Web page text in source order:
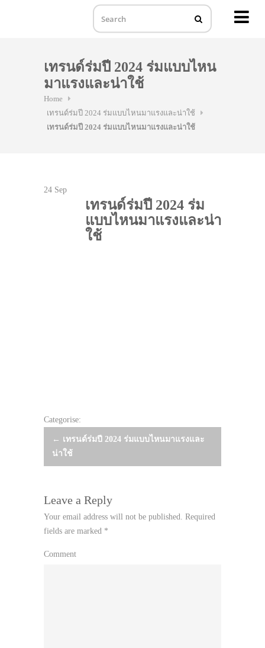
เทรนด์ร่มปี 2024 ร่มแบบไหน
มาแรงและน่าใช้
Home
เทรนด์ร่มปี 2024 ร่มแบบไหนมาแรงและน่าใช้
เทรนด์ร่มปี 2024 ร่มแบบไหนมาแรงและน่าใช้
24 Sep
เทรนด์ร่มปี 2024 ร่ม
แบบไหนมาแรงและน่า
ใช้
Categorise:
Post
navigation
← เทรนด์ร่มปี 2024 ร่มแบบไหนมาแรงและ
น่าใช้
Leave a Reply
Your email address will not be published. Required
fields are marked *
Comment